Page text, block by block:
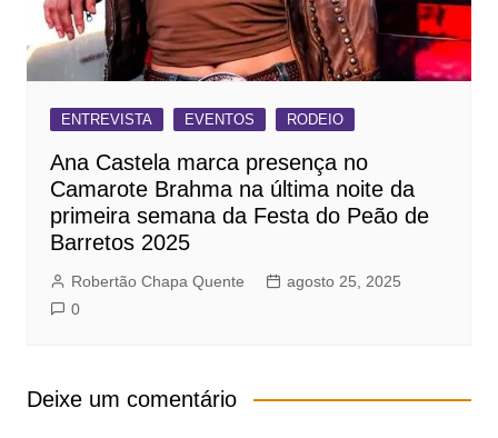
ENTREVISTA EVENTOS RODEIO
Ana Castela marca presença no
Camarote Brahma na última noite da
primeira semana da Festa do Peão de
Barretos 2025
Robertão Chapa Quente
agosto 25, 2025
0
Deixe um comentário